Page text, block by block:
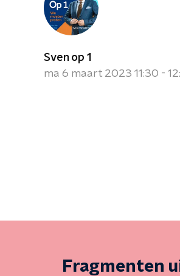
Sven op 1
ma 6 maart 2023 11:30 -
Fragmenten